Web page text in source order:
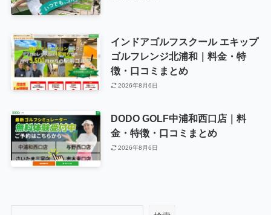
インドアゴルフスクール エキップ
ゴルフレンジ北浦和｜料金・特
徴・口コミまとめ
2026年8月6日
DODO GOLF中浦和西口店｜料
金・特徴・口コミまとめ
2026年8月6日